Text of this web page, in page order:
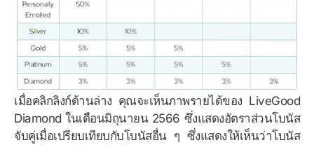
เมื่อคลิกลิงก์ด้านล่าง คุณจะเห็นภาพรายได้ของ LiveGood
Diamond ในเดือนมิถุนายน 2566 ซึ่งแสดงอัตราส่วนโบนัส
จับคู่เมื่อเปรียบเทียบกับโบนัสอื่น ๆ ซึ่งแสดงให้เห็นว่าโบนัส